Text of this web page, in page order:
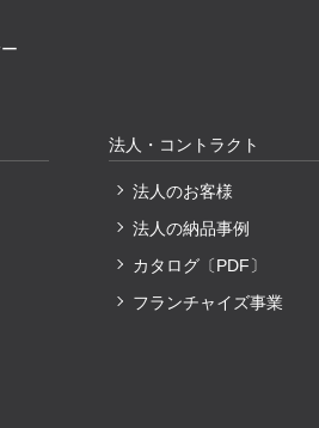
法人・コントラクト
法人のお客様
法人の納品事例
カタログ〔PDF〕
フランチャイズ事業